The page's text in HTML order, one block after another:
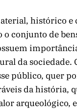
histórico e
conjunto de
da sociedade.
público, quer
da história,
arqueológico,